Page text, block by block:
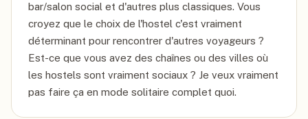
bar/salon social et d'autres plus classiques. Vous
croyez que le choix de l'hostel c'est vraiment
déterminant pour rencontrer d'autres voyageurs ?
Est-ce que vous avez des chaînes ou des villes où
les hostels sont vraiment sociaux ? Je veux vraiment
pas faire ça en mode solitaire complet quoi.